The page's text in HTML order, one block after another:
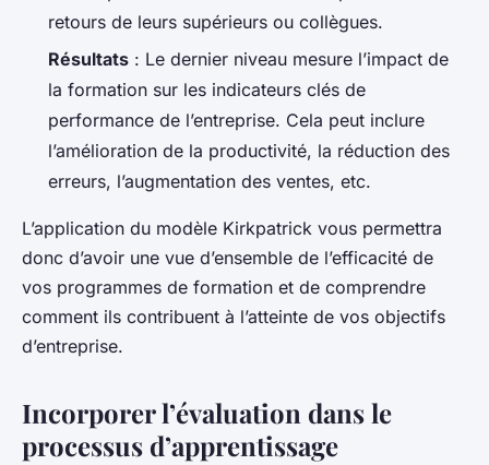
retours de leurs supérieurs ou collègues.
Résultats : Le dernier niveau mesure l’impact de
la formation sur les indicateurs clés de
performance de l’entreprise. Cela peut inclure
l’amélioration de la productivité, la réduction des
erreurs, l’augmentation des ventes, etc.
L’application du modèle Kirkpatrick vous permettra
donc d’avoir une vue d’ensemble de l’efficacité de
vos programmes de formation et de comprendre
comment ils contribuent à l’atteinte de vos objectifs
d’entreprise.
Incorporer l’évaluation dans le
processus d’apprentissage